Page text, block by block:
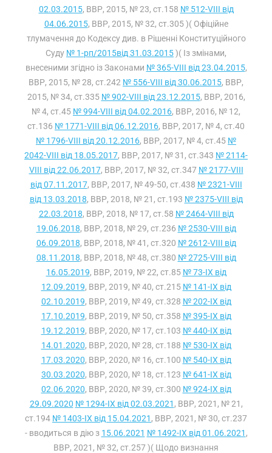
02.03.2015, ВВР, 2015, № 23, ст.158 № 512-VIII від
04.06.2015, ВВР, 2015, № 32, ст.305 )( Офіційне
тлумачення до Кодексу див. в Рішенні Конституційного
Суду № 1-рп/2015від 31.03.2015)( Із змінами,
внесеними згідно із Законами № 365-VIII від 23.04.2015,
ВВР, 2015, № 28, ст.242 № 556-VIII від 30.06.2015, ВВР,
2015, № 34, ст.335 № 902-VIII від 23.12.2015, ВВР, 2016,
№ 4, ст.45 № 994-VIII від 04.02.2016, ВВР, 2016, № 12,
ст.136 № 1771-VIII від 06.12.2016, ВВР, 2017, № 4, ст.40
№ 1796-VIII від 20.12.2016, ВВР, 2017, № 4, ст.45 №
2042-VIII від 18.05.2017, ВВР, 2017, № 31, ст.343 № 2114-
VIII від 22.06.2017, ВВР, 2017, № 32, ст.347 № 2177-VIII
від 07.11.2017, ВВР, 2017, № 49-50, ст.438 № 2321-VIII
від 13.03.2018, ВВР, 2018, № 21, ст.193 № 2375-VIII від
22.03.2018, ВВР, 2018, № 17, ст.58 № 2464-VIII від
19.06.2018, ВВР, 2018, № 29, ст.236 № 2530-VIII від
06.09.2018, ВВР, 2018, № 41, ст.320 № 2612-VIII від
08.11.2018, ВВР, 2018, № 48, ст.380 № 2725-VIII від
16.05.2019, ВВР, 2019, № 22, ст.85 № 73-IX від
12.09.2019, ВВР, 2019, № 40, ст.215 № 141-IX від
02.10.2019, ВВР, 2019, № 49, ст.328 № 202-IX від
17.10.2019, ВВР, 2019, № 50, ст.358 № 395-IX від
19.12.2019, ВВР, 2020, № 17, ст.103 № 440-IX від
14.01.2020, ВВР, 2020, № 28, ст.188 № 530-IX від
17.03.2020, ВВР, 2020, № 16, ст.100 № 540-IX від
30.03.2020, ВВР, 2020, № 18, ст.123 № 641-IX від
02.06.2020, ВВР, 2020, № 39, ст.300 № 924-IX від
29.09.2020 № 1294-IX від 02.03.2021 , ВВР, 2021, № 21,
ст.194 № 1403-IX від 15.04.2021 , ВВР, 2021, № 30, ст.237
- вводиться в дію з 15.06.2021 № 1492-IX від 01.06.2021 ,
ВВР, 2021, № 32, ст.257 )( Щодо визнання